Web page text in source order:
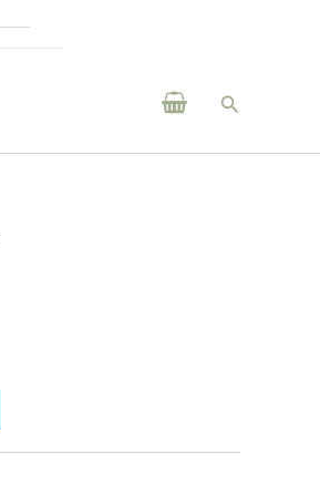
(H)eerlijke producten van boeren en
Zoeken